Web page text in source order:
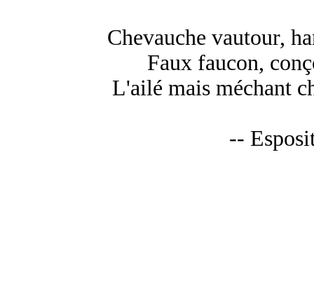
Chevauche vautour,
Faux faucon,
L'ailé mais méchant
--